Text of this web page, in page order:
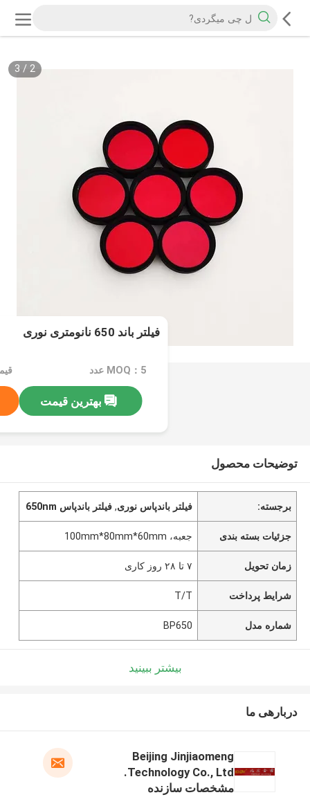
2
/
3
فیلتر باند 650 نانومتری نوری
MOQ：5 عدد
بهترین قیمت
توضیحات محصول
برجسته: فیلتر باندپاس نوری,فیلتر باندپاس 650nm
جزئیات بسته بندی جعبه، 100mm*80mm*60mm
زمان تحویل ۷ تا ۲۸ روز کاری
شرایط پرداخت T/T
شماره مدل BP650
بیشتر ببینید
دربارهی ما
Beijing Jinjiaomeng
Technology Co., Ltd.
مشخصات سازنده